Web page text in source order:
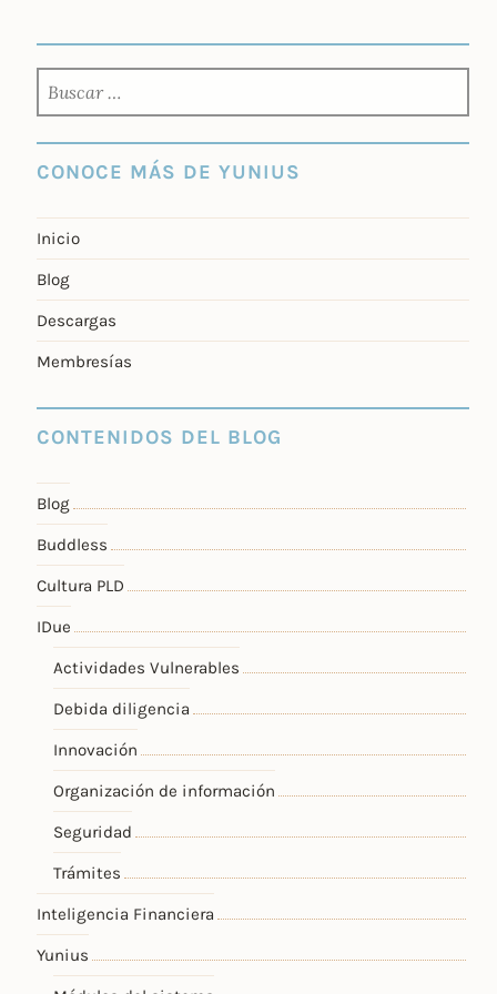
CONOCE MÁS DE YUNIUS
Inicio
Blog
Descargas
Membresías
CONTENIDOS DEL BLOG
Blog
Buddless
Cultura PLD
IDue
Actividades Vulnerables
Debida diligencia
Innovación
Organización de información
Seguridad
Trámites
Inteligencia Financiera
Yunius